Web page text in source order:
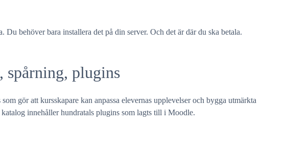
Du behöver bara installera det på din server. Och det är där du ska betala.
spårning, plugins
gör att kursskapare kan anpassa elevernas upplevelser och bygga utmärkta
innehåller hundratals plugins som lagts till i Moodle.